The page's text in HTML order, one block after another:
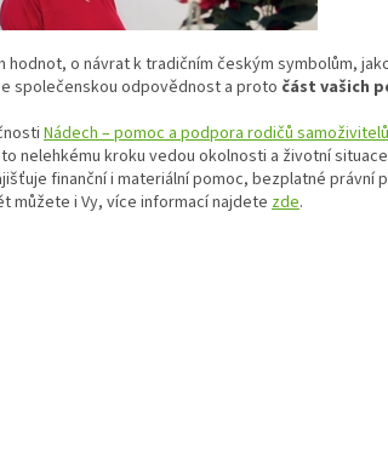
hodnot, o návrat k tradičním českým symbolům,
společenskou odpovědnost a proto část vašich
Nádech – pomoc a podpora rodičů samoživitelů
nelehkému kroku vedou okolnosti a životní
finanční i materiální pomoc, bezplatné právní
můžete i Vy, více informací najdete zde.